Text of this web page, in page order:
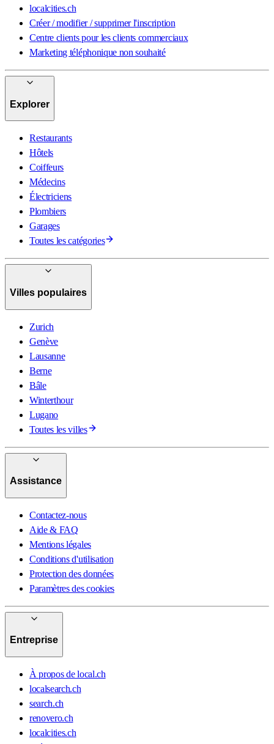
localcities.ch
Créer / modifier / supprimer l'inscription
Centre clients pour les clients commerciaux
Marketing téléphonique non souhaité
Explorer
Restaurants
Hôtels
Coiffeurs
Médecins
Électriciens
Plombiers
Garages
Toutes les catégories
Villes populaires
Zurich
Genève
Lausanne
Berne
Bâle
Winterthour
Lugano
Toutes les villes
Assistance
Contactez-nous
Aide & FAQ
Mentions légales
Conditions d'utilisation
Protection des données
Paramètres des cookies
Entreprise
À propos de local.ch
localsearch.ch
search.ch
renovero.ch
localcities.ch